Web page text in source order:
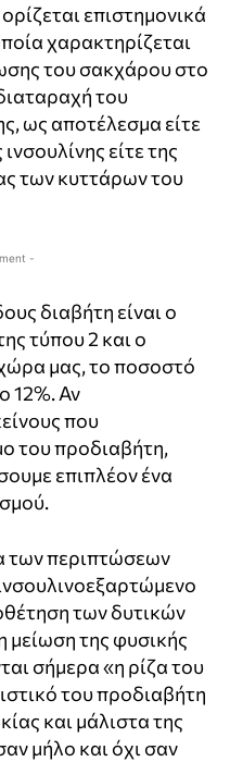
επιστημονικά
χαρακτηρίζεται
του σακχάρου στο
του
ως αποτέλεσμα είτε
είτε της
των κυττάρων του
-
διαβήτη είναι ο
τύπου 2 και ο
μας, το ποσοστό
12%. Αν
που
του προδιαβήτη,
επιπλέον ένα
των περιπτώσεων
των δυτικών
της φυσικής
σήμερα «η ρίζα του
του προδιαβήτη
και μάλιστα της
μήλο και όχι σαν